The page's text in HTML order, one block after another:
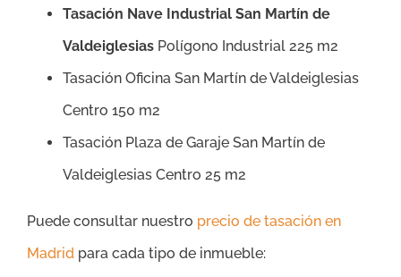
Tasación Nave Industrial San Martín de
Valdeiglesias Polígono Industrial 225 m2
Tasación Oficina San Martín de Valdeiglesias
Centro 150 m2
Tasación Plaza de Garaje San Martín de
Valdeiglesias Centro 25 m2
Puede consultar nuestro precio de tasación en
Madrid para cada tipo de inmueble: